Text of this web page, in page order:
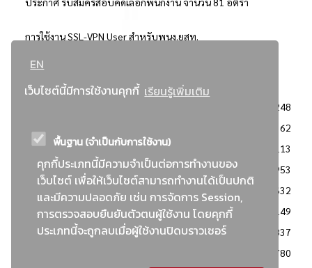
EN
เว็บไซต์นี้มีการใช้งานคุกกี้ เรียนรู้เพิ่มเติม
พื้นฐาน (จำเป็นกับการใช้งาน)
คุกกี้ประเภทนี้มีความจำเป็นต่อการทำงานของ
เว็บไซต์ เพื่อให้เว็บไซต์สามารถทำงานได้เป็นปกติ
และมีความปลอดภัย เช่น การจัดการ Session,
การตรวจสอบยืนยันตัวตนผู้ใช้งาน โดยคุกกี้
ประเภทนี้จะถูกลบเมื่อผู้ใช้งานปิดบราวเซอร์
การใช้งาน SSL-VPN User สำหรับพนง.ยสท.
..ยอดนิยม..
3248
2362
: วิธีเฉพาะเจาะจง
2113
ข่าวสาร/ประกาศ
1953
: เอกสารส่งเสริมความโปร่งใสในการจัดซื้อจัดจ้าง
1632
ข่าวสารจัดซื้อจัดจ้าง
1149
: แผนการจัดซื้อจัดจ้าง
837
780